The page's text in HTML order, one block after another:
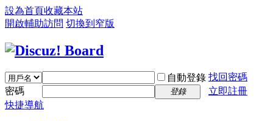
設為首頁收藏本站
開啟輔助訪問 切換到窄版
自動登錄 找回密碼
密碼
登錄
立即註冊
快捷導航